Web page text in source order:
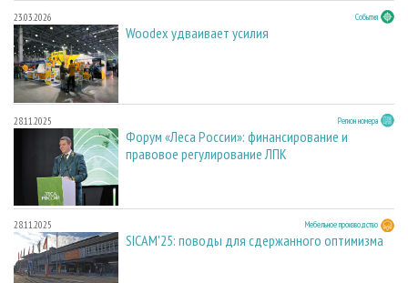
23.03.2026 События
Woodex удваивает усилия
28.11.2025 Регион номера
Форум «Леса России»: финансирование и
правовое регулирование ЛПК
28.11.2025 Мебельное производство
SICAM'25: поводы для сдержанного оптимизма